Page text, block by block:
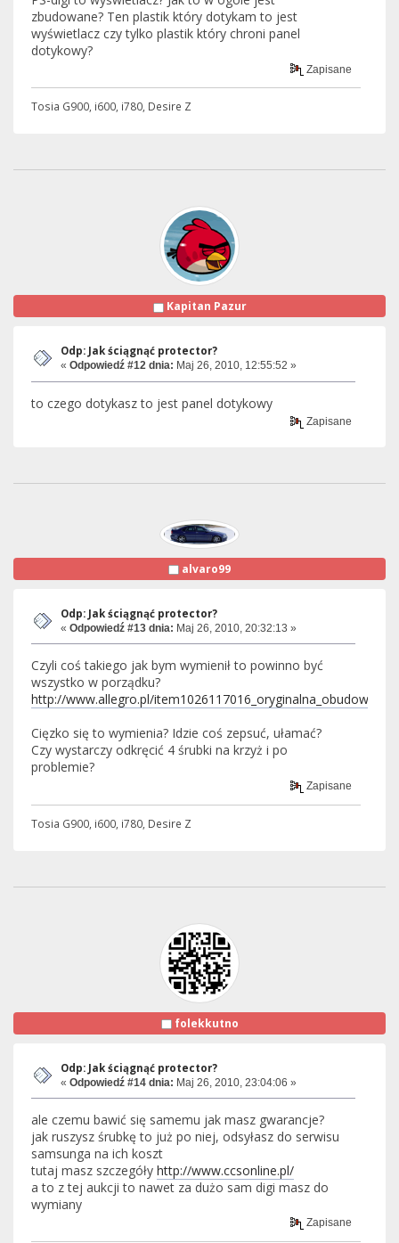
zbudowane? Ten plastik który dotykam to jest
wyświetlacz czy tylko plastik który chroni panel
dotykowy?
Zapisane
Tosia G900, i600, i780, Desire Z
Kapitan Pazur
Odp: Jak ściągnąć protector?
« Odpowiedź #12 dnia: Maj 26, 2010, 12:55:52 »
to czego dotykasz to jest panel dotykowy
Zapisane
alvaro99
Odp: Jak ściągnąć protector?
« Odpowiedź #13 dnia: Maj 26, 2010, 20:32:13 »
Czyli coś takiego jak bym wymienił to powinno być
wszystko w porządku?
http://www.allegro.pl/
Cięzko się to wymienia? Idzie coś zepsuć, ułamać?
Czy wystarczy odkręcić 4 śrubki na krzyż i po
problemie?
Zapisane
Tosia G900, i600, i780, Desire Z
folekkutno
Odp: Jak ściągnąć protector?
« Odpowiedź #14 dnia: Maj 26, 2010, 23:04:06 »
ale czemu bawić się samemu jak masz gwarancje?
jak ruszysz śrubkę to już po niej, odsyłasz do serwisu
samsunga na ich koszt
tutaj masz szczegóły http://www.ccsonline.pl/
a to z tej aukcji to nawet za dużo sam digi masz do
wymiany
Zapisane